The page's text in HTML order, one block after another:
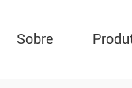
Sobre